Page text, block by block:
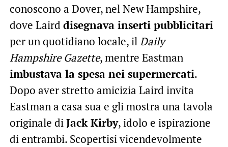
conoscono a Dover, nel New Hampshire,
dove Laird disegnava inserti pubblicitari
per un quotidiano locale, ilDaily
Hampshire Gazette, mentre Eastman
imbustava la spesa nei supermercati.
Dopo aver stretto amicizia Laird invita
Eastman a casa sua e gli mostra una tavola
originale diJack Kirby, idolo e ispirazione
di entrambi. Scopertisi vicendevolmente